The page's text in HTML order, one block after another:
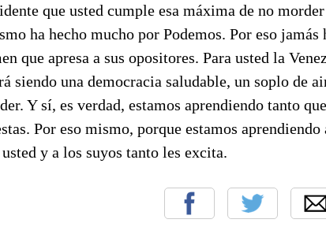
que usted cumple esa máxima de no
ha hecho mucho por Podemos. Por eso
que apresa a sus opositores. Para usted la
siendo una democracia saludable, un soplo de
Y sí, es verdad, estamos aprendiendo tanto
Por eso mismo, porque estamos
usted y a los suyos tanto les excita.